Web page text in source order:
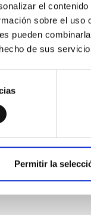
el
sobre el uso
pueden
de sus
Permitir la